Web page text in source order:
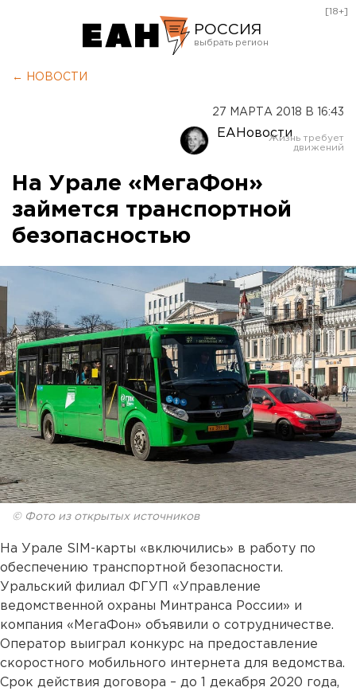
РОССИЯ
Оренбург
[18+]
← НОВОСТИ
27 МАРТА 2018 В 16:43
ЕАНовости
На Урале «МегаФон»
займется транспортной
безопасностью
© Фото из открытых источников
На Урале SIM-карты «включились» в работу по
обеспечению транспортной безопасности.
Уральский филиал ФГУП «Управление
ведомственной охраны Минтранса России» и
компания «МегаФон» объявили о сотрудничестве.
Оператор выиграл конкурс на предоставление
скоростного мобильного интернета для ведомства.
Срок действия договора – до 1 декабря 2020 года,